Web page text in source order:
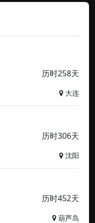
历时258天
大连
历时306天
沈阳
历时452天
葫芦岛